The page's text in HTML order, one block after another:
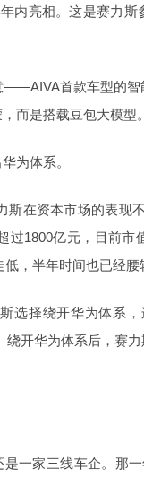
内亮相。这是赛力
——AIVA首款车型的
而是搭载豆包大模型
为体系。
斯在资本市场的表现
过1800亿元，目前市
低，半年时间也已经腰
选择绕开华为体系
开华为体系后，赛
一家三线车企。那